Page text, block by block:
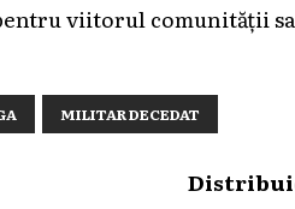
viitorul comunității
MILITAR DECEDAT